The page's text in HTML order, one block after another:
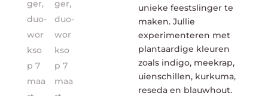
unieke feestslinger te
maken. Jullie
experimenteren met
plantaardige kleuren
zoals indigo, meekrap,
uienschillen, kurkuma,
reseda en blauwhout.